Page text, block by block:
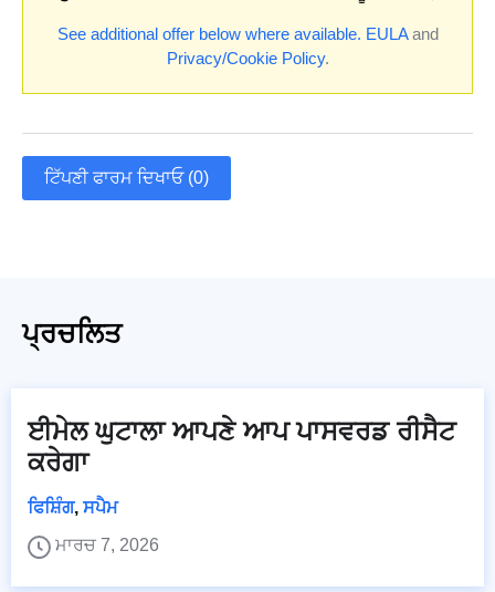
See additional offer below where available. EULAand
Privacy/Cookie Policy.
ਟਿੱਪਣੀ ਫਾਰਮ ਦਿਖਾਓ (0)
ਪ੍ਰਚਲਿਤ
ਈਮੇਲ ਘੁਟਾਲਾ ਆਪਣੇ ਆਪ ਪਾਸਵਰਡ ਰੀਸੈਟ
ਕਰੇਗਾ
ਫਿਸ਼ਿੰਗ, ਸਪੈਮ
ਮਾਰਚ 7, 2026